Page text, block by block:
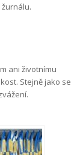
ani životnímu
Stejně jako se